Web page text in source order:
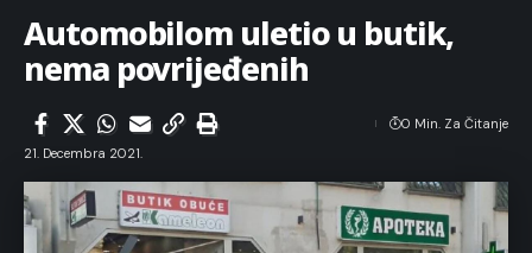
Automobilom uletio u butik,
nema povrijeđenih
21. Decembra 2021.
0 Min. Za Čitanje